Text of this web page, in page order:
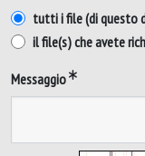
tutti i file (di questo
il file(s) che avete
Messaggio